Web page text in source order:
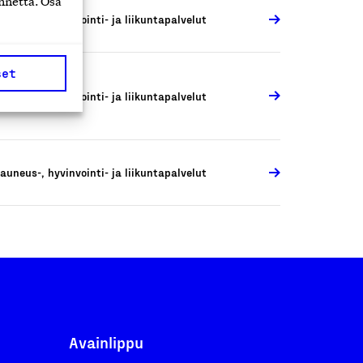
Kauneus-, hyvinvointi- ja liikuntapalvelut
, hyvinvointi- ja liikuntapalvelut
, hyvinvointi- ja liikuntapalvelut
Avainlippu